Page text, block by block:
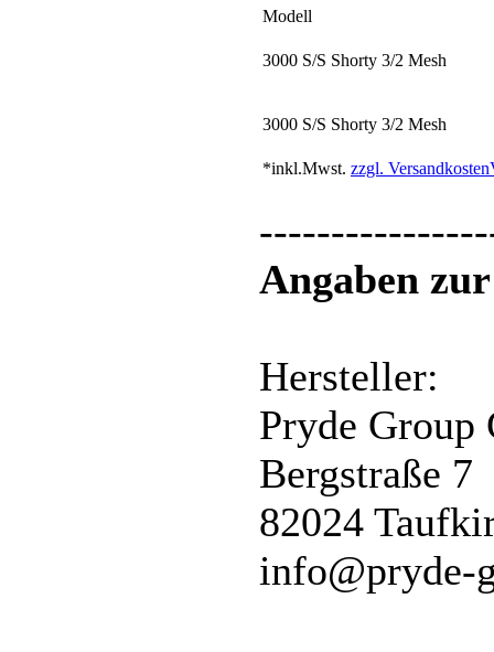
Modell
3000 S/S Shorty 3/2 Mesh
3000 S/S Shorty 3/2 Mesh
*inkl.Mwst. zzgl. Versandkosten
Angaben
Hersteller:
Pryde Group
Bergstraße 7
82024
info@pryde-